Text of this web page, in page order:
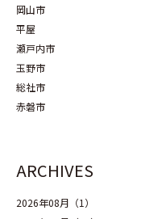
岡山市
平屋
瀬戸内市
玉野市
総社市
赤磐市
ARCHIVES
2026年08月（1）